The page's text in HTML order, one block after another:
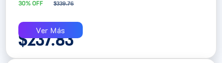
relacionada a la gestión del talento, además de permitir
30% OFF $339.76
$237.83
Ver Más